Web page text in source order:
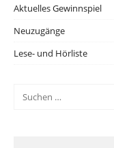
Aktuelles Gewinnspiel
Neuzugänge
Lese- und Hörliste
Suchen